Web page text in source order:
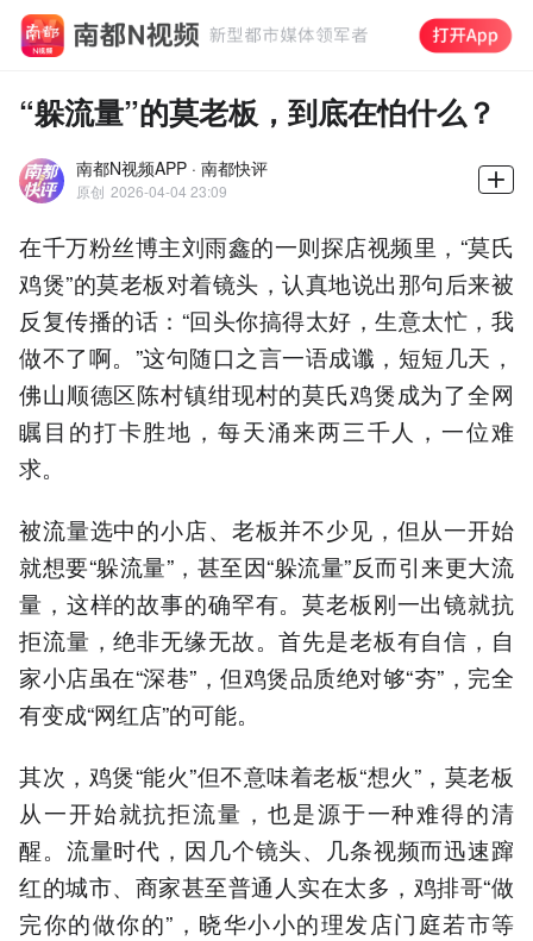
“躲流量”的莫老板，到底在怕什么？
南都N视频APP · 南都快评
原创 2026-04-04 23:09
在千万粉丝博主刘雨鑫的一则探店视频里，“莫氏
鸡煲”的莫老板对着镜头，认真地说出那句后来被
反复传播的话：“回头你搞得太好，生意太忙，我
做不了啊。”这句随口之言一语成谶，短短几天，
佛山顺德区陈村镇绀现村的莫氏鸡煲成为了全网
瞩目的打卡胜地，每天涌来两三千人，一位难
求。
被流量选中的小店、老板并不少见，但从一开始
就想要“躲流量”，甚至因“躲流量”反而引来更大流
量，这样的故事的确罕有。莫老板刚一出镜就抗
拒流量，绝非无缘无故。首先是老板有自信，自
家小店虽在“深巷”，但鸡煲品质绝对够“夯”，完全
有变成“网红店”的可能。
其次，鸡煲“能火”但不意味着老板“想火”，莫老板
从一开始就抗拒流量，也是源于一种难得的清
醒。流量时代，因几个镜头、几条视频而迅速蹿
红的城市、商家甚至普通人实在太多，鸡排哥“做
完你的做你的”，晓华小小的理发店门庭若市等